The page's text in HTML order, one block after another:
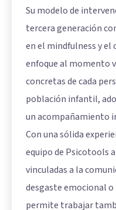
Su modelo de
tercera generación
en el mindfulness y el
enfoque al momento
concretas de cada
población infantil,
un acompañamiento
Con una sólida
equipo de Psicotools
vinculadas a la
desgaste emocional o
permite trabajar